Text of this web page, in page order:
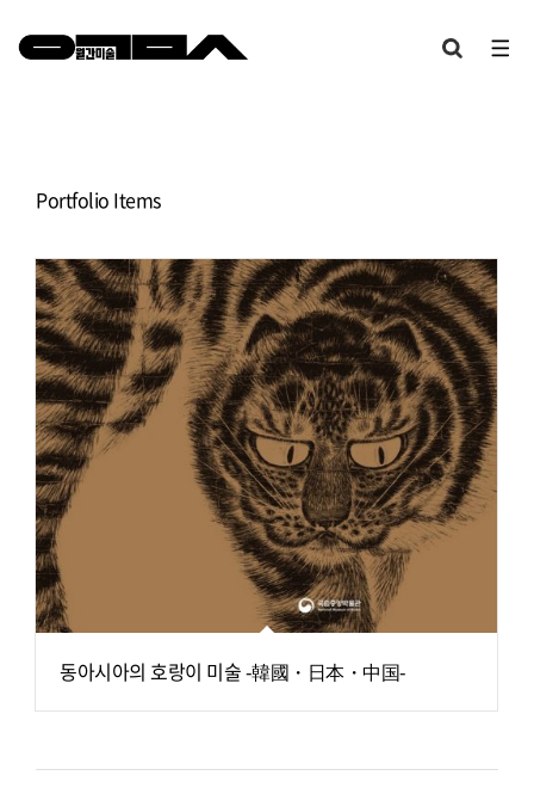
Portfolio Items
동아시아의 호랑이 미술 -韓國・日本・中国-